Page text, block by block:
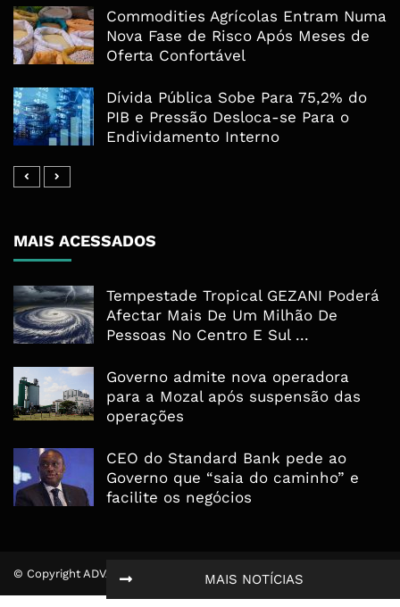
MAIS NOTÍCIAS
Commodities Agrícolas Entram Numa
Nova Fase de Risco Após Meses de
Oferta Confortável
Dívida Pública Sobe Para 75,2% do
PIB e Pressão Desloca-se Para o
Endividamento Interno
MAIS ACESSADOS
Tempestade Tropical GEZANI Poderá
Afectar Mais De Um Milhão De
Pessoas No Centro E Sul ...
Governo admite nova operadora
para a Mozal após suspensão das
operações
CEO do Standard Bank pede ao
Governo que “saia do caminho” e
facilite os negócios
© Copyright ADVALUE. Todos Direitos Reservados.